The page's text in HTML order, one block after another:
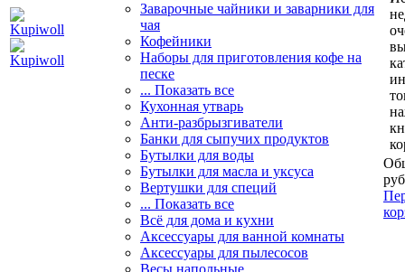
Заварочные чайники и заварники для
чая
Кофейники
Наборы для приготовления кофе на
песке
... Показать все
Кухонная утварь
Анти-разбрызгиватели
Банки для сыпучих продуктов
Бутылки для воды
Бутылки для масла и уксуса
Вертушки для специй
... Показать все
Всё для дома и кухни
Аксессуары для ванной комнаты
Аксессуары для пылесосов
Весы напольные